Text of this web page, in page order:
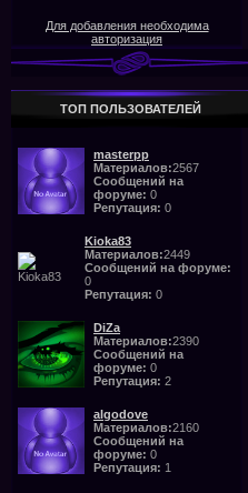
Для добавления необходима
авторизация
ТОП ПОЛЬЗОВАТЕЛЕЙ
masterpp
Материалов:2567
Сообщений на
форуме: 0
Репутация: 0
Kioka83
Материалов:2449
Сообщений на форуме:
0
Репутация: 0
DiZa
Материалов:2390
Сообщений на
форуме: 0
Репутация: 2
algodove
Материалов:2160
Сообщений на
форуме: 0
Репутация: 1